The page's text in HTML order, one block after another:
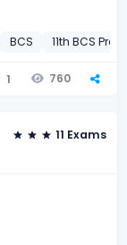
BCS 11th BCS Preli-
1 760
11 Exams